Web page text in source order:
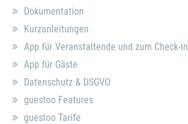
Dokumentation
Kurzanleitungen
App für Veranstaltende und zum Check-in
App für Gäste
Datenschutz & DSGVO
guestoo Features
guestoo Tarife